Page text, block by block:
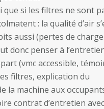
que si les filtres ne sont
: la qualité d’air
aussi (pertes de
donc penser à
(vmc accessible,
filtres, explication du
la machine aux
contrat d’entretien